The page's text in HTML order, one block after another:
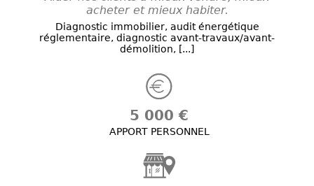
acheter et mieux habiter.
Diagnostic immobilier, audit énergétique
réglementaire, diagnostic avant-travaux/avant-
démolition, [...]
5 000 €
APPORT PERSONNEL